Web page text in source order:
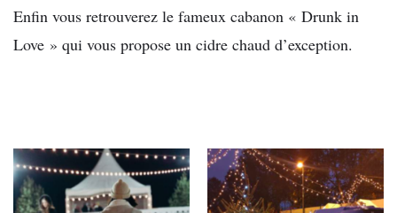
Enfin vous retrouverez le fameux cabanon « Drunk in
Love » qui vous propose un cidre chaud d’exception.